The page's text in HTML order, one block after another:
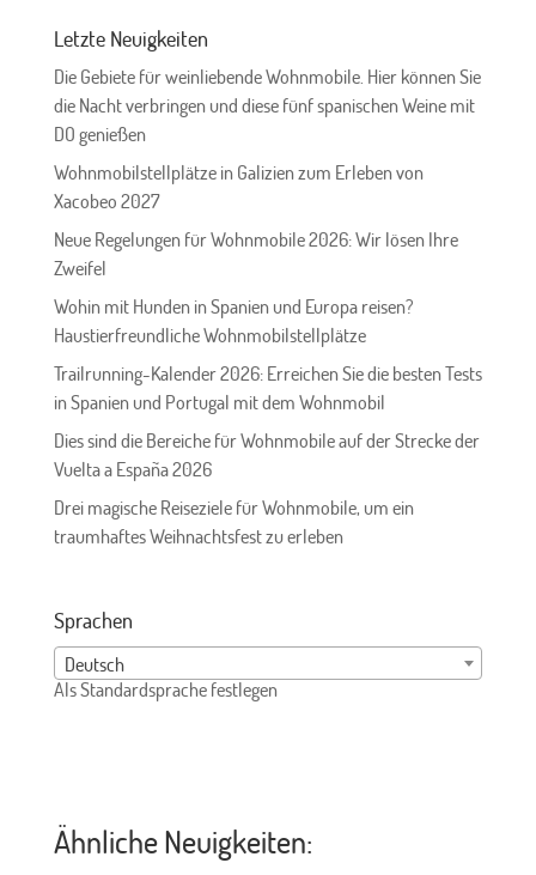
Letzte Neuigkeiten
Die Gebiete für weinliebende Wohnmobile. Hier können Sie
die Nacht verbringen und diese fünf spanischen Weine mit
DO genießen
Wohnmobilstellplätze in Galizien zum Erleben von
Xacobeo 2027
Neue Regelungen für Wohnmobile 2026: Wir lösen Ihre
Zweifel
Wohin mit Hunden in Spanien und Europa reisen?
Haustierfreundliche Wohnmobilstellplätze
Trailrunning-Kalender 2026: Erreichen Sie die besten Tests
in Spanien und Portugal mit dem Wohnmobil
Dies sind die Bereiche für Wohnmobile auf der Strecke der
Vuelta a España 2026
Drei magische Reiseziele für Wohnmobile, um ein
traumhaftes Weihnachtsfest zu erleben
Sprachen
Deutsch
Als Standardsprache festlegen
Ähnliche Neuigkeiten: